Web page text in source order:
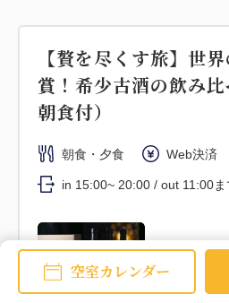
空室カレンダー
【贅を尽くす旅】世
賞！希少古酒の飲み
朝食付）
朝食・夕食 Web決済
in 15:00~ 20:00 / out 11:00ま